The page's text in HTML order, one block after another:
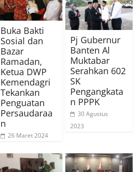
Buka Bakti
Sosial dan
Bazar
Ramadan,
Ketua DWP
Kemendagri
Tekankan
Penguatan
Persaudaraa
n
26 Maret 2024
Pj Gubernur
Banten Al
Muktabar
Serahkan 602
SK
Pengangkata
n PPPK
30 Agustus
2023